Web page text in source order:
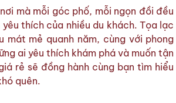
mà mỗi góc phố, mỗi ngọn đồi đều
thích của nhiều du khách. Tọa lạc
mẻ quanh năm, cùng với phong
ai yêu thích khám phá và muốn tận
rẻ sẽ đồng hành cùng bạn tìm hiểu
quên.